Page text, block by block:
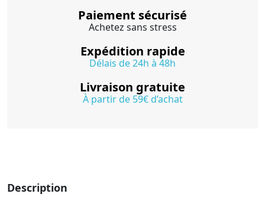
Paiement sécurisé
Achetez sans stress
Expédition rapide
Délais de 24h à 48h
Livraison gratuite
À partir de 59€ d’achat
Description